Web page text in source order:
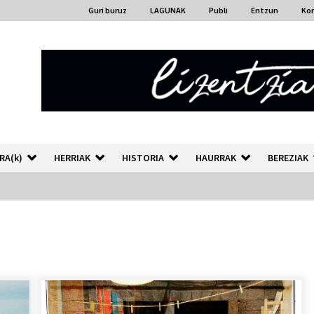
Guri buruz LAGUNAK Publi Entzun
HERRIAK HISTORIA HAURRAK BEREZIAK
Auzoportala : 1×04 Auzofoniak